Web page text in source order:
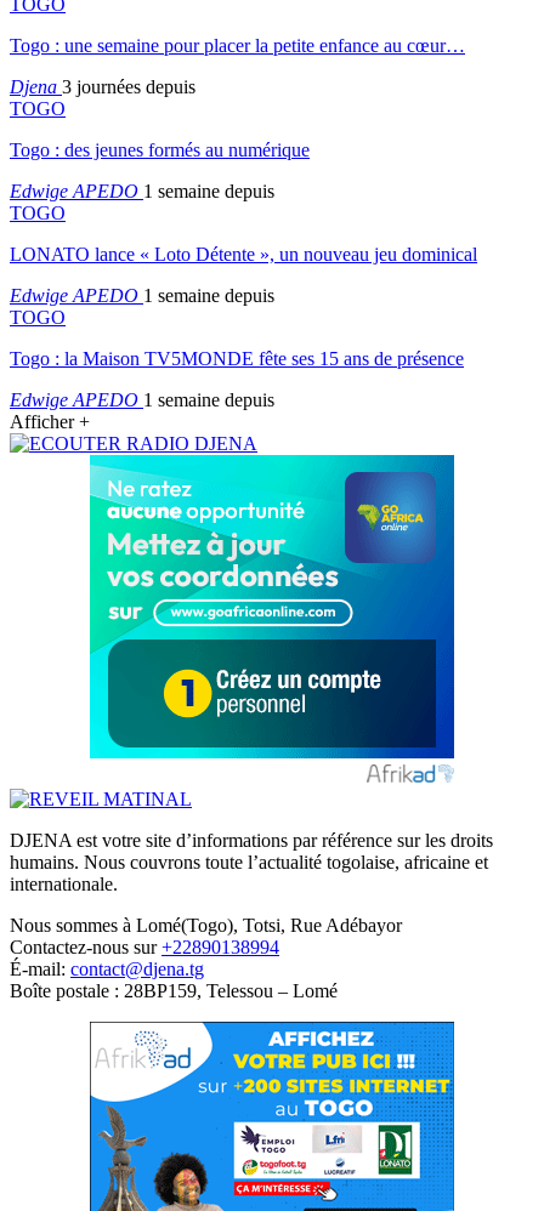
Togo : une semaine pour placer la petite enfance au cœur…
Djena 3 journées depuis
TOGO
Togo : des jeunes formés au numérique
Edwige APEDO 1 semaine depuis
TOGO
LONATO lance « Loto Détente », un nouveau jeu dominical
Edwige APEDO 1 semaine depuis
TOGO
Togo : la Maison TV5MONDE fête ses 15 ans de présence
Edwige APEDO 1 semaine depuis
Afficher +
DJENA est votre site d’informations par référence sur les droits
humains. Nous couvrons toute l’actualité togolaise, africaine et
internationale.
Nous sommes à Lomé(Togo), Totsi, Rue Adébayor
Contactez-nous sur+22890138994
É-mail: contact@djena.tg
Boîte postale : 28BP159, Telessou – Lomé